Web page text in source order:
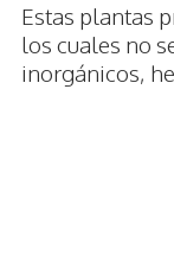
Estas plantas
los cuales no
inorgánicos,